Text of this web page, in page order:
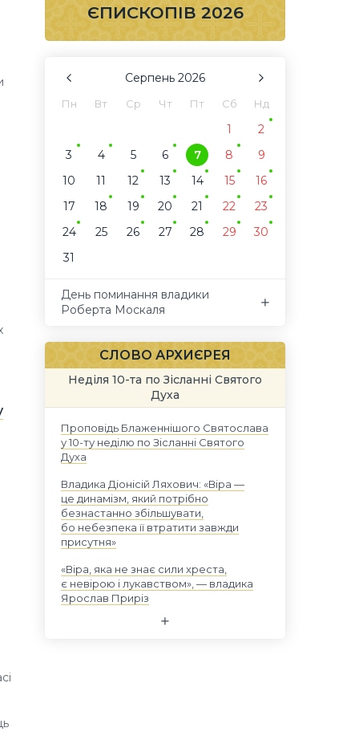
ЄПИСКОПІВ 2026
Серпень 2026
Пн Вт Ср Чт Пт Сб Нд
1
2
3
4 5 6 7 8
9
10
11 12 13 14 15
16
17
18 19 20 21 22
23
24
25 26 27 28 29
30
31
День поминання владики
Роберта Москаля
СЛОВО АРХИЄРЕЯ
Неділя 10-та по Зісланні Святого
Духа
Проповідь Блаженнішого Святослава
у 10-ту неділю по Зісланні Святого
Духа
Владика Діонісій Ляхович: «Віра —
це динамізм, який потрібно
безнастанно збільшувати,
бо небезпека її втратити завжди
присутня»
«Віра, яка не знає сили хреста,
є невірою і лукавством», — владика
Ярослав Приріз